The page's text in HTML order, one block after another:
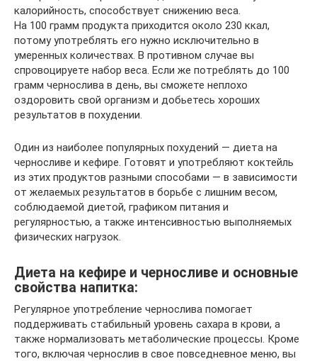
калорийность, способствует снижению веса.
На 100 грамм продукта приходится около 230 ккал,
потому употреблять его нужно исключительно в
умеренных количествах. В противном случае вы
спровоцируете набор веса. Если же потреблять до 100
грамм чернослива в день, вы сможете неплохо
оздоровить свой организм и добьетесь хороших
результатов в похудении.
Один из наиболее популярных похудений — диета на
черносливе и кефире. Готовят и употребляют коктейль
из этих продуктов разными способами — в зависимости
от желаемых результатов в борьбе с лишним весом,
соблюдаемой диетой, графиком питания и
регулярностью, а также интенсивностью выполняемых
физических нагрузок.
Диета на кефире и черносливе и основные
свойства напитка:
Регулярное употребление чернослива помогает
поддерживать стабильный уровень сахара в крови, а
также нормализовать метаболические процессы. Кроме
того, включая чернослив в свое повседневное меню, вы